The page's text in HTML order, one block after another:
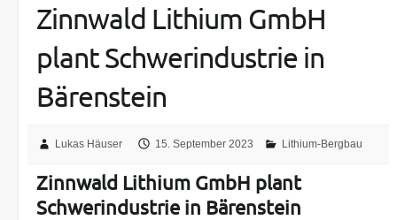
Zinnwald Lithium GmbH
plant Schwerindustrie in
Bärenstein
Lukas Häuser 15. September 2023 Lithium-Bergbau
Zinnwald Lithium GmbH plant
Schwerindustrie in Bärenstein